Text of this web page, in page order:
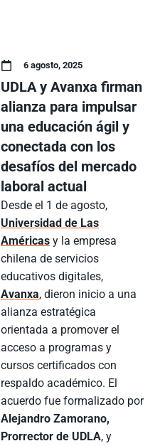
6 agosto, 2025
UDLA y Avanxa firman
alianza para impulsar
una educación ágil y
conectada con los
desafíos del mercado
laboral actual
Desde el 1 de agosto,
Universidad de Las
Américas y la empresa
chilena de servicios
educativos digitales,
Avanxa, dieron inicio a una
alianza estratégica
orientada a promover el
acceso a programas y
cursos certificados con
respaldo académico. El
acuerdo fue formalizado por
Alejandro Zamorano,
Prorrector de UDLA, y